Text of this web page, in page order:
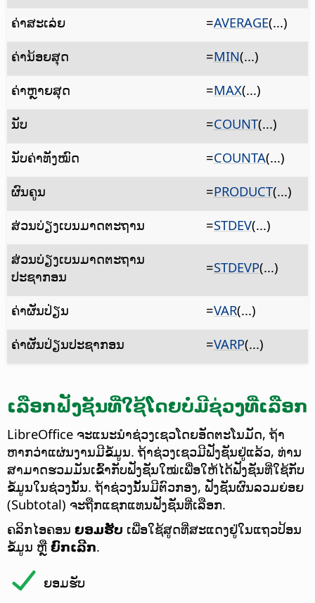
ຄ່າສະເລ່ຍ
=AVERAGE(...)
ຄ່ານ້ອຍສຸດ
=MIN(...)
ຄ່າຫຼາຍສຸດ
=MAX(...)
ນັບ
=COUNT(...)
ນັບຄ່າທັງໝົດ
=COUNTA(...)
ຜົນຄູນ
=PRODUCT(...)
ສ່ວນບ່ຽງເບນມາດຕະຖານ
=STDEV(...)
ສ່ວນບ່ຽງເບນມາດຕະຖານ
ປະຊາກອນ
=STDEVP(...)
ຄ່າຜັນປ່ຽນ =VAR(...)
ຄ່າຜັນປ່ຽນປະຊາກອນ
=VARP(...)
ເລືອກຟັງຊັນທີ່ໃຊ້ໂດຍບໍ່ມີຊ່ວງທີ່ເລືອກ
LibreOffice ຈະແນະນຳຊ່ວງເຊວໂດຍອັດຕະໂນມັດ, ຖ້າ
ຫາກວ່າແຜ່ນງານມີຂໍ້ມູນ. ຖ້າຊ່ວງເຊວມີຟັງຊັນຢູ່ແລ້ວ, ທ່ານ
ສາມາດຮວມມັນເຂົ້າກັບຟັງຊັນໃໝ່ເພື່ອໃຫ້ໄດ້ຟັງຊັນທີ່ໃຊ້ກັບ
ຂໍ້ມູນໃນຊ່ວງນັ້ນ. ຖ້າຊ່ວງນັ້ນມີຕົວກອງ, ຟັງຊັນຜົນລວມຍ່ອຍ
(Subtotal) ຈະຖືກແຊກແທນຟັງຊັນທີ່ເລືອກ.
ຄລິກໄອຄອນ ຍອມຮັບ ເພື່ອໃຊ້ສູດທີ່ສະແດງຢູ່ໃນແຖວປ້ອນ
ຂໍ້ມູນ ຫຼື ຍົກເລີກ.
ຍອມຮັບ